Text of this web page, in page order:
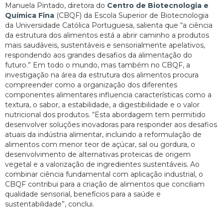
Manuela Pintado, diretora do Centro de Biotecnologia e
Química Fina (CBQF) da Escola Superior de Biotecnologia
da Universidade Católica Portuguesa, salienta que “a ciência
da estrutura dos alimentos está a abrir caminho a produtos
mais saudáveis, sustentáveis e sensorialmente apelativos,
respondendo aos grandes desafios da alimentação do
futuro.” Em todo o mundo, mas também no CBQF, a
investigação na área da estrutura dos alimentos procura
compreender como a organização dos diferentes
componentes alimentares influencia características como a
textura, o sabor, a estabilidade, a digestibilidade e o valor
nutricional dos produtos. “Esta abordagem tem permitido
desenvolver soluções inovadoras para responder aos desafios
atuais da indústria alimentar, incluindo a reformulação de
alimentos com menor teor de açúcar, sal ou gordura, o
desenvolvimento de alternativas proteicas de origem
vegetal e a valorização de ingredientes sustentáveis. Ao
combinar ciência fundamental com aplicação industrial, o
CBQF contribui para a criação de alimentos que conciliam
qualidade sensorial, benefícios para a saúde e
sustentabilidade”, conclui.